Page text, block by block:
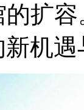
扩
机